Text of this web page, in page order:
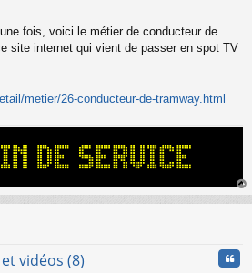
fois, voici le métier de conducteur de
site internet qui vient de passer en spot TV
metier/26-conducteur-de-tramway.html
au
vidéos (8)